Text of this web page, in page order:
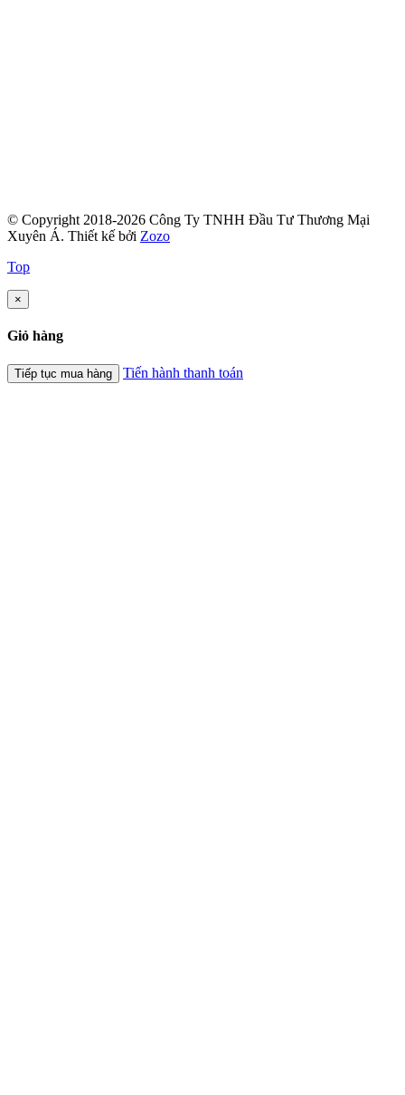
© Copyright 2018-2026 Công Ty TNHH Đầu Tư Thương Mại
Xuyên Á. Thiết kế bởi Zozo
Top
×
Giỏ hàng
Tiếp tục mua hàng Tiến hành thanh toán